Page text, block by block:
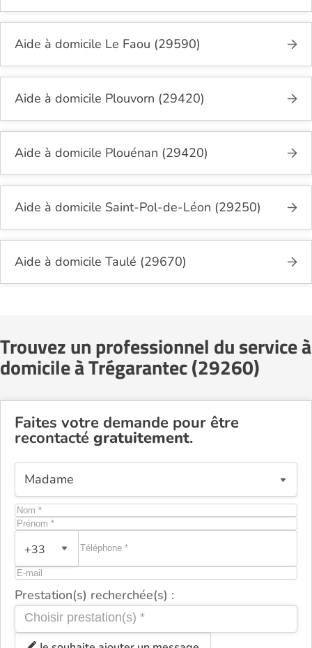
Aide à domicile Le Faou (29590)
Aide à domicile Plouvorn (29420)
Aide à domicile Plouénan (29420)
Aide à domicile Saint-Pol-de-Léon (29250)
Aide à domicile Taulé (29670)
Trouvez un professionnel du service à
domicile à Trégarantec (29260)
Faites votre demande pour être
recontacté gratuitement.
+33
Prestation(s) recherchée(s) :